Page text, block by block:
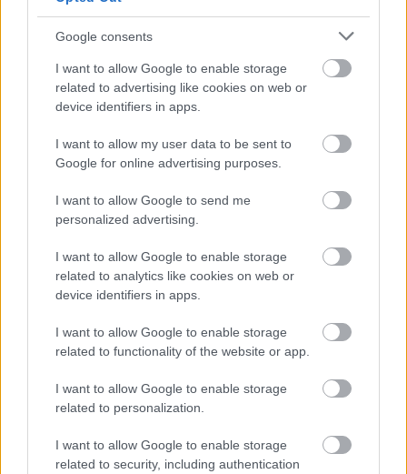
Google consents
I want to allow Google to enable storage
related to advertising like cookies on web or
device identifiers in apps.
I want to allow my user data to be sent to
Google for online advertising purposes.
I want to allow Google to send me
personalized advertising.
I want to allow Google to enable storage
related to analytics like cookies on web or
device identifiers in apps.
I want to allow Google to enable storage
related to functionality of the website or app.
I want to allow Google to enable storage
related to personalization.
I want to allow Google to enable storage
related to security, including authentication
fehér pólón? A filléres
házi szer, ami csodát tesz
emberek? Íme a
tudományos magyarázat
Ezt hozza 2026.
augusztus 7. a
befelé fordulás és csend
„Abszolút figyelmen
kívül hagyta minden
háromszor kértél valamit
a pasidtól hiába, akkor